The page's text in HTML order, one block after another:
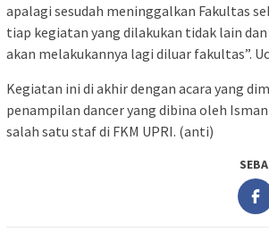
apalagi sesudah meninggalkan Fakultas
tiap kegiatan yang dilakukan tidak lain
akan melakukannya lagi diluar fakultas”.
Kegiatan ini di akhir dengan acara yang
penampilan dancer yang dibina oleh
salah satu staf di FKM UPRI. (anti)